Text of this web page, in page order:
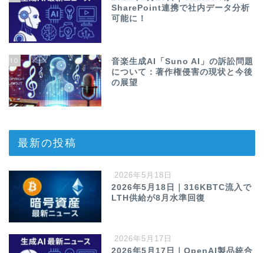
SharePoint連携で社内データ分析
可能に！
10
音楽生成AI「Suno AI」の訴訟問題
について：著作権侵害の現状と今後
の展望
最新の投稿
2026年5月18日
2026年5月18日｜316KBTC流入で
LTH供給が8月水準回復
2026年5月17日
2026年5月17日｜OpenAI製品統合